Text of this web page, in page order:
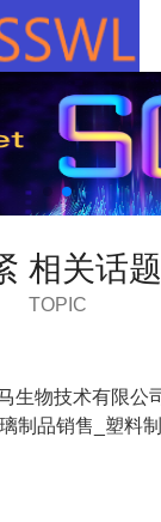
相关话题
TOPIC
生物技术有限公
制品销售_塑料